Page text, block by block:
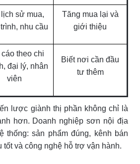
sử mua,
nhu cầu
Tăng mua lại và
giới thiệu
cáo theo chi
đại lý, nhân
viên
Biết nơi cần đầu
tư thêm
lược giành thị phần không chỉ là
hơn. Doanh nghiệp sơn nội địa
thống: sản phẩm đúng, kênh bán
tốt và công nghệ hỗ trợ vận hành.